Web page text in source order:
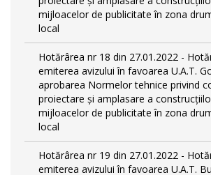
mijloacelor de publicitate în zona
local
Hotărârea nr 18 din 27.01.2022 -
emiterea avizului în favoarea U.A.T.
aprobarea Normelor tehnice privind
proiectare şi amplasare a
mijloacelor de publicitate în zona
local
Hotărârea nr 19 din 27.01.2022 -
emiterea avizului în favoarea U.A.T.